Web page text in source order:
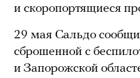
и скоропортящиеся
29 мая Сальдо
сброшенной с
и Запорожской